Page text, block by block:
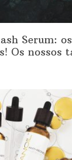
Serum:
Os nossos